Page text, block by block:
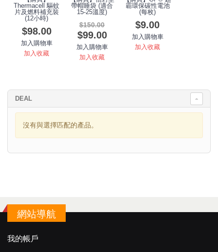
Thermacell 驅蚊
片及燃料補充裝
(12小時)
$98.00
加入購物車
加入收藏
帶帽睡袋 (適合
15-25溫度)
$150.00
$99.00
加入購物車
加入收藏
霸環保碳性電池
(每枚)
$9.00
加入購物車
加入收藏
DEAL
沒有與選擇匹配的產品。
網站導航
我的帳戶